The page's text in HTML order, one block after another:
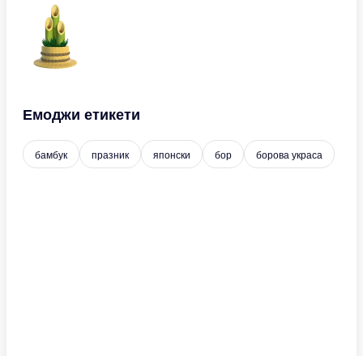
Емоджи етикети
бамбук празник японски бор борова украса